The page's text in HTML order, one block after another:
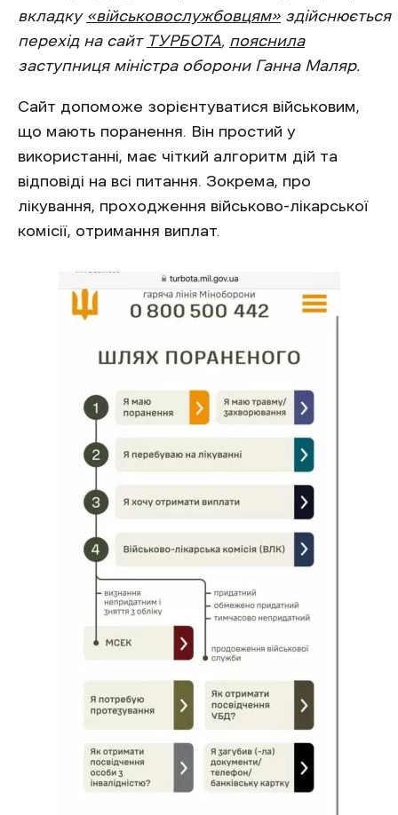
вкладку «військовослужбовцям» здійснюється
перехід на сайт ТУРБОТА, пояснила
заступниця міністра оборони Ганна Маляр.
Сайт допоможе зорієнтуватися військовим,
що мають поранення. Він простий у
використанні, має чіткий алгоритм дій та
відповіді на всі питання. Зокрема, про
лікування, проходження військово-лікарської
комісії, отримання виплат.